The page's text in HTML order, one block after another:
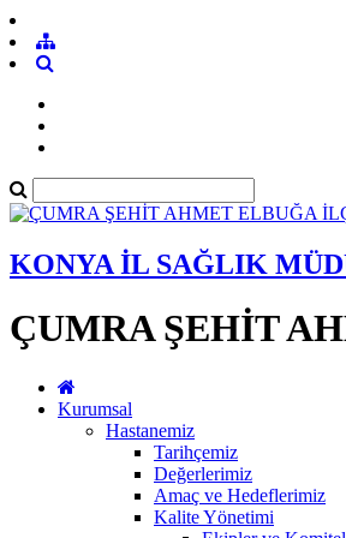
KONYA İL SAĞLIK
ÇUMRA ŞEHİT
Kurumsal
Hastanemiz
Tarihçemiz
Değerlerimiz
Amaç ve Hedeflerimiz
Kalite Yönetimi